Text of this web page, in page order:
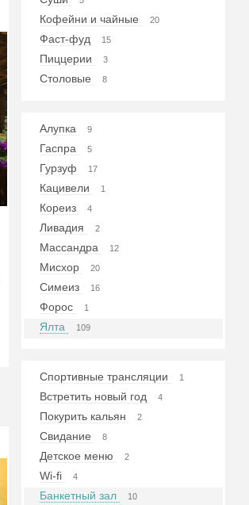
Кофейни и чайные 20
Фаст-фуд 15
Пиццерии 3
Столовые 8
Алупка 9
Гаспра 5
Гурзуф 17
Кацивели 1
Кореиз 4
Ливадия 2
Массандра 12
Мисхор 20
Симеиз 16
Форос 1
Ялта 109
Спортивные трансляции 1
Встретить новый год 4
Покурить кальян 2
Свидание 8
Детское меню 2
Wi-fi 4
Банкетный зал 10